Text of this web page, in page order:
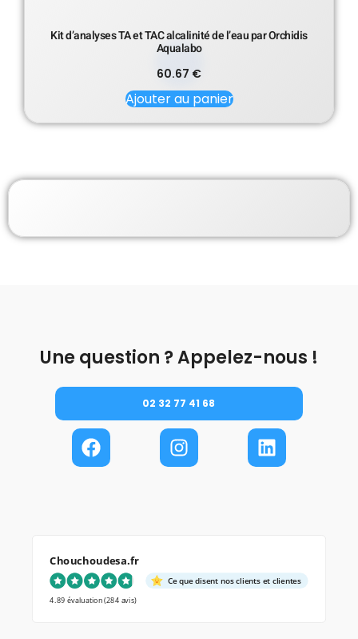
Kit d’analyses TA et TAC alcalinité de l’eau par Orchidis
Aqualabo
60.67 €
Ajouter au panier
Une question ? Appelez-nous !
02 32 77 41 68
Chouchoudesa.fr
Ce que disent nos clients et clientes
4.89 évaluation(284 avis)